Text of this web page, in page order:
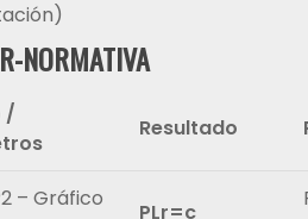
NORMATIVA
/
Resultado
– Gráfico
PLr=c